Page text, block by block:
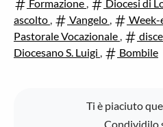
Formazione , Diocesi di
ascolto , Vangelo , Week-
Pastorale Vocazionale ,
Diocesano S. Luigi , Bombile
Ti è piaciuto
Condividilo